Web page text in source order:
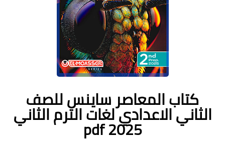
كتاب المعاصر ساينس للصف
الثاني الاعدادي لغات الترم الثاني
pdf 2025